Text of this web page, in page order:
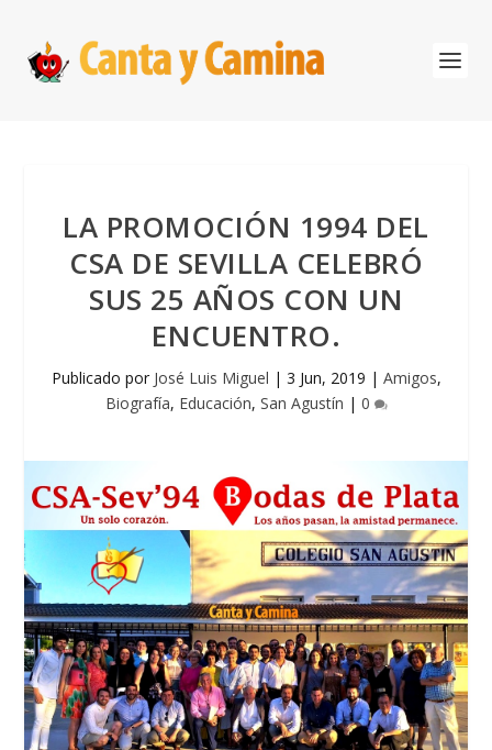
LA PROMOCIÓN 1994 DEL
CSA DE SEVILLA CELEBRÓ
SUS 25 AÑOS CON UN
ENCUENTRO.
Publicado por José Luis Miguel | 3 Jun, 2019 | Amigos,
Biografía, Educación, San Agustín | 0